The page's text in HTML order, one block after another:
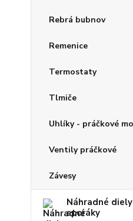
Rebrá bubnov
Remenice
Termostaty
Tlmiče
Uhlíky - práčkové
Ventily práčkové
Závesy
Náhradné
sporáky